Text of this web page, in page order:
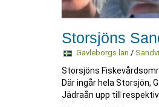
Storsjöns
Gävleborgs län /
Storsjöns
Där ingår hela Storsjön,
Jädraån upp till